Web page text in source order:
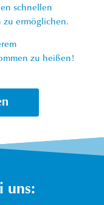
schnellen
zu ermöglichen.
zu heißen!
uns: